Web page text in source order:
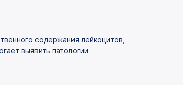
содержания лейкоцитов,
выявить патологии